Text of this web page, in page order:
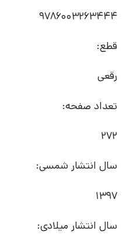
9786003263444
قطع:
رقعی
تعداد صفحه:
272
سال انتشار شمسی:
1397
سال انتشار میلادی: